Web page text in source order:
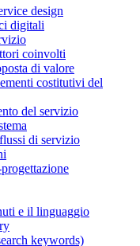
design
digitali
coinvolti
di valore
costitutivi del
del servizio
di servizio
e il linguaggio
keywords)